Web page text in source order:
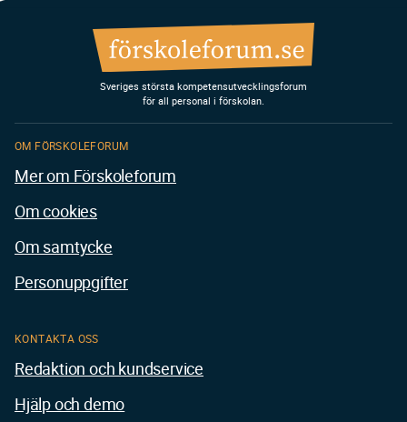
Sveriges största kompetensutvecklingsforum
för all personal i förskolan.
KONTAKTA OSS
Redaktion och kundservice
Hjälp och demo
OM FÖRSKOLEFORUM
Mer om Förskoleforum
Om cookies
Om samtycke
Personuppgifter